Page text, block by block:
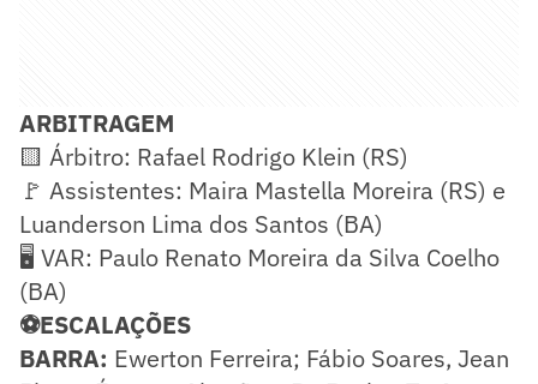
ARBITRAGEM
🟨 Árbitro: Rafael Rodrigo Klein (RS)
🚩 Assistentes: Maira Mastella Moreira (RS) e
Luanderson Lima dos Santos (BA)
🖥️ VAR: Paulo Renato Moreira da Silva Coelho
(BA)
⚽ESCALAÇÕES
BARRA: Ewerton Ferreira; Fábio Soares, Jean